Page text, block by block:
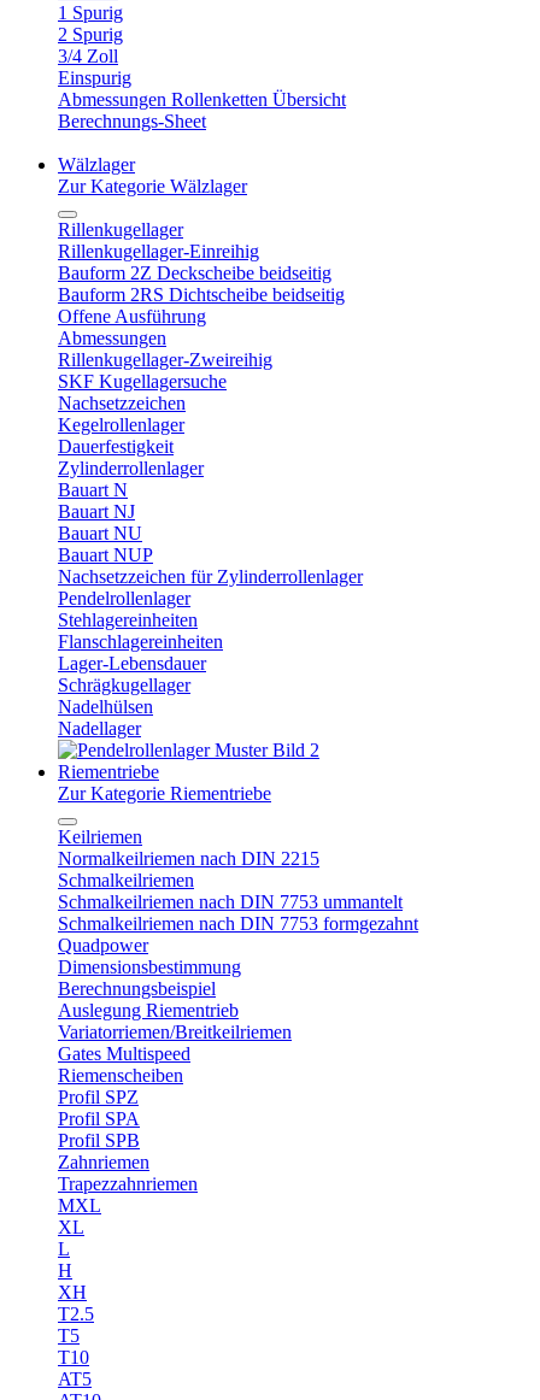
1 Spurig
2 Spurig
3/4 Zoll
Einspurig
Abmessungen Rollenketten Übersicht
Berechnungs-Sheet
Wälzlager
Zur Kategorie Wälzlager
Rillenkugellager
Rillenkugellager-Einreihig
Bauform 2Z Deckscheibe beidseitig
Bauform 2RS Dichtscheibe beidseitig
Offene Ausführung
Abmessungen
Rillenkugellager-Zweireihig
SKF Kugellagersuche
Nachsetzzeichen
Kegelrollenlager
Dauerfestigkeit
Zylinderrollenlager
Bauart N
Bauart NJ
Bauart NU
Bauart NUP
Nachsetzzeichen für Zylinderrollenlager
Pendelrollenlager
Stehlagereinheiten
Flanschlagereinheiten
Lager-Lebensdauer
Schrägkugellager
Nadelhülsen
Nadellager
Riementriebe
Zur Kategorie Riementriebe
Keilriemen
Normalkeilriemen nach DIN 2215
Schmalkeilriemen
Schmalkeilriemen nach DIN 7753 ummantelt
Schmalkeilriemen nach DIN 7753 formgezahnt
Quadpower
Dimensionsbestimmung
Berechnungsbeispiel
Auslegung Riementrieb
Variatorriemen/Breitkeilriemen
Gates Multispeed
Riemenscheiben
Profil SPZ
Profil SPA
Profil SPB
Zahnriemen
Trapezzahnriemen
MXL
XL
L
H
XH
T2.5
T5
T10
AT5